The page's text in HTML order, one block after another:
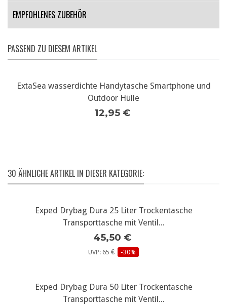
EMPFOHLENES ZUBEHÖR
PASSEND ZU DIESEM ARTIKEL
ExtaSea wasserdichte Handytasche Smartphone und
Outdoor Hülle
12,95 €
30 ÄHNLICHE ARTIKEL IN DIESER KATEGORIE:
Exped Drybag Dura 25 Liter Trockentasche
Transporttasche mit Ventil...
45,50 €
UVP: 65 € -30%
Exped Drybag Dura 50 Liter Trockentasche
Transporttasche mit Ventil...